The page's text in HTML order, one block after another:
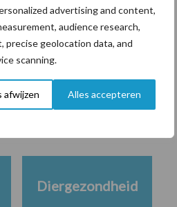
advertising and content,
audience research,
precise geolocation data, and
scanning.
afwijzen Alles accepteren
Diergezondheid